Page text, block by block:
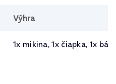
Výhra
1x mikina, 1x čiapka, 1x